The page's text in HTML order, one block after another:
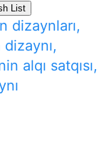
List
dizaynları,
alqı satqısı,